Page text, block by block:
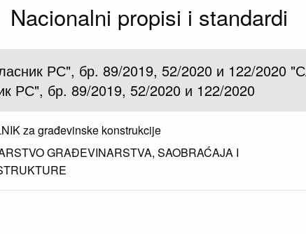
Nacionalni propisi i standardi
РС", бр. 89/2019, 52/2020 и 122/2020
РС", бр. 89/2019, 52/2020 и 122/2020
za građevinske konstrukcije
GRAĐEVINARSTVA, SAOBRAĆAJA I